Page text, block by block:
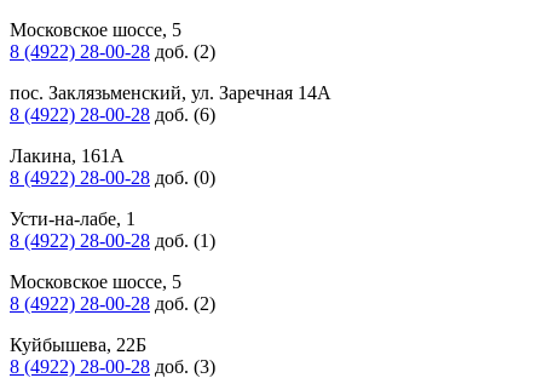
Московское шоссе, 5
8 (4922) 28-00-28 доб. (2)
пос. Заклязьменский, ул. Заречная 14А
8 (4922) 28-00-28 доб. (6)
Лакина, 161А
8 (4922) 28-00-28 доб. (0)
Усти-на-лабе, 1
8 (4922) 28-00-28 доб. (1)
Московское шоссе, 5
8 (4922) 28-00-28 доб. (2)
Куйбышева, 22Б
8 (4922) 28-00-28 доб. (3)